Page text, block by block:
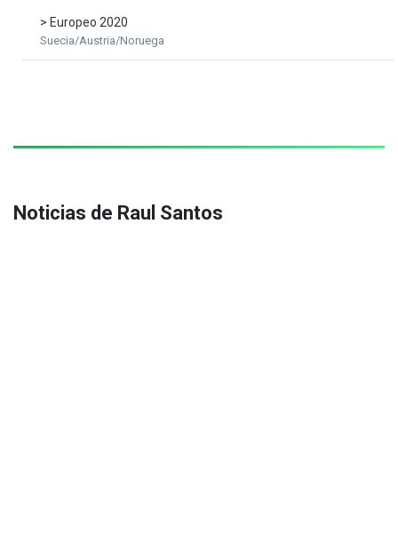
> Europeo 2020
Suecia/Austria/Noruega
Noticias de Raul Santos